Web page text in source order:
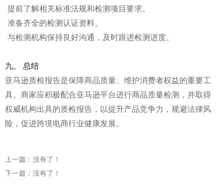
提前了解相关标准法规和检测项目要求。
准备齐全的检测认证资料。
与检测机构保持良好沟通，及时跟进检测进度。
九、 总结
亚马逊质检报告是保障商品质量、维护消费者权益的重要工
具。商家应积极配合亚马逊平台进行商品质量检测，并取得
权威机构出具的质检报告，以提升产品竞争力，规避法律风
险，促进跨境电商行业健康发展。
上一篇：没有了！
下一篇：没有了！